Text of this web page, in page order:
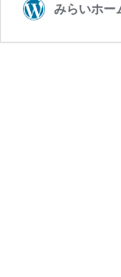
みらいホー